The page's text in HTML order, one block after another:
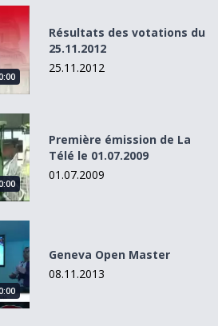
du 25.11.2012
Résultats des votations du
25.11.2012
25.11.2012
Télé le 01.07.2009
Première émission de La
Télé le 01.07.2009
01.07.2009
Geneva Open Master
08.11.2013